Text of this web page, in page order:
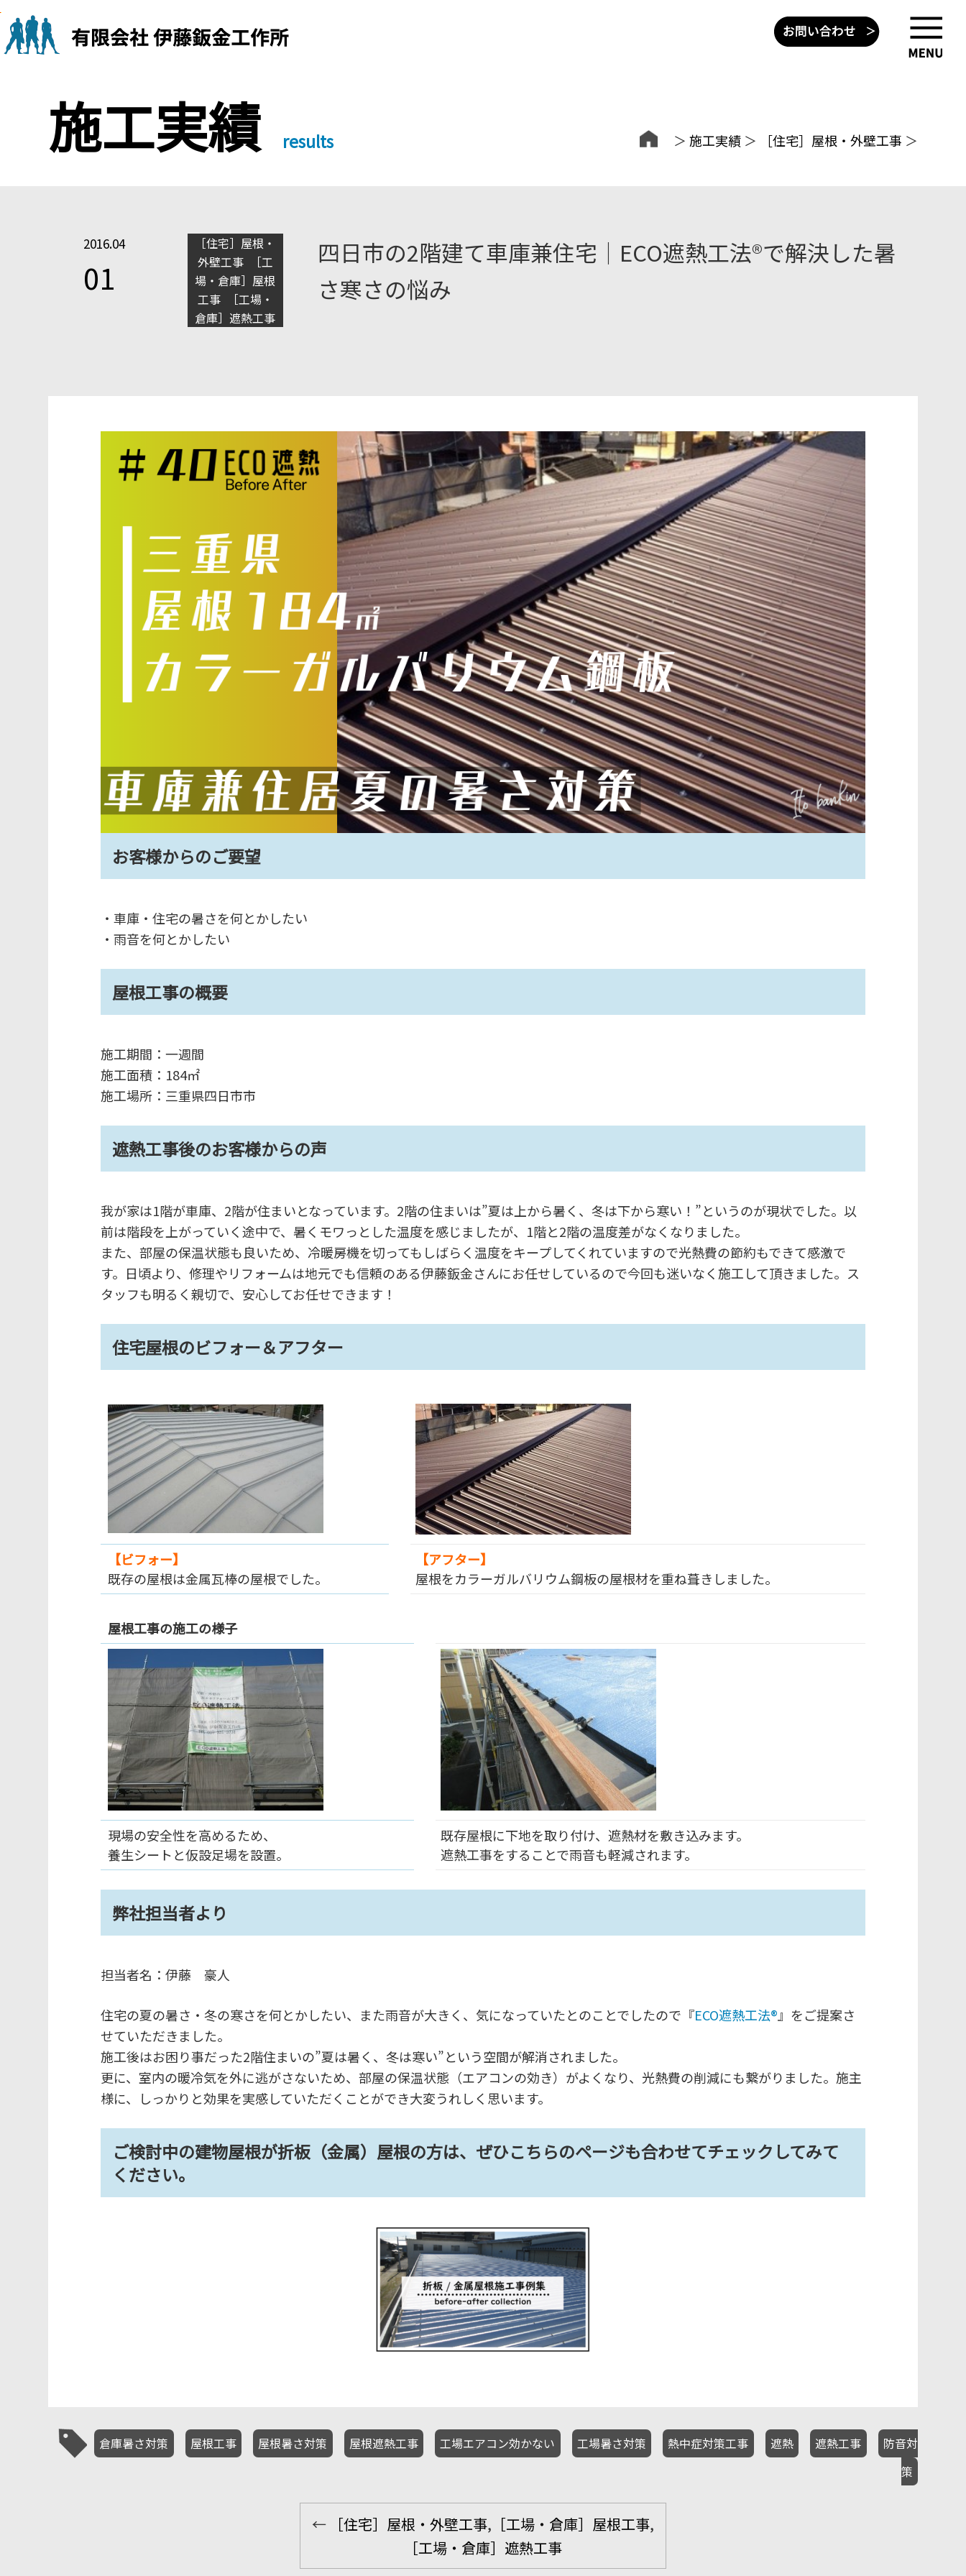
Skip
to
content
施工実績 results ＞ 施工実績＞ ［住宅］屋根・外壁工事 ＞
2016.04
01
［住宅］屋根・
外壁工事,
［工
場・倉庫］屋根
工事,
［工場・
倉庫］遮熱工事
四日市の2階建て車庫兼住宅｜ECO遮熱工法®で解決した暑
さ寒さの悩み
お客様からのご要望
・車庫・住宅の暑さを何とかしたい
・雨音を何とかしたい
屋根工事の概要
施工期間：一週間
施工面積：184㎡
施工場所：三重県四日市市
遮熱工事後のお客様からの声
我が家は1階が車庫、2階が住まいとなっています。2階の住まいは”夏は上から暑く、冬は下から寒い！”というのが現状でした。以
前は階段を上がっていく途中で、暑くモワっとした温度を感じましたが、1階と2階の温度差がなくなりました。
また、部屋の保温状態も良いため、冷暖房機を切ってもしばらく温度をキープしてくれていますので光熱費の節約もできて感激で
す。日頃より、修理やリフォームは地元でも信頼のある伊藤鈑金さんにお任せしているので今回も迷いなく施工して頂きました。ス
タッフも明るく親切で、安心してお任せできます！
住宅屋根のビフォー＆アフター
【ビフォー】
既存の屋根は金属瓦棒の屋根でした。
【アフター】
屋根をカラーガルバリウム鋼板の屋根材を重ね葺きしました。
屋根工事の施工の様子
現場の安全性を高めるため、
養生シートと仮設足場を設置。
既存屋根に下地を取り付け、遮熱材を敷き込みます。
遮熱工事をすることで雨音も軽減されます。
弊社担当者より
担当者名：伊藤 豪人
住宅の夏の暑さ・冬の寒さを何とかしたい、また雨音が大きく、気になっていたとのことでしたので『ECO遮熱工法®』をご提案さ
せていただきました。
施工後はお困り事だった2階住まいの”夏は暑く、冬は寒い”という空間が解消されました。
更に、室内の暖冷気を外に逃がさないため、部屋の保温状態（エアコンの効き）がよくなり、光熱費の削減にも繋がりました。施主
様に、しっかりと効果を実感していただくことができ大変うれしく思います。
ご検討中の建物屋根が折板（金属）屋根の方は、ぜひこちらのページも合わせてチェックしてみて
ください。
倉庫暑さ対策 屋根工事 屋根暑さ対策 屋根遮熱工事 工場エアコン効かない 工場暑さ対策 熱中症対策工事 遮熱 遮熱工事
防音対
策
← ［住宅］屋根・外壁工事, ［工場・倉庫］屋根工事,
［工場・倉庫］遮熱工事